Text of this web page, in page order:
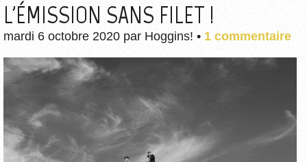
L'ÉMISSION SANS FILET !
mardi 6 octobre 2020 par Hoggins! • 1 commentaire